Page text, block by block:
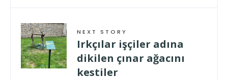
NEXT STORY
Irkçılar işçiler adına
dikilen çınar ağacını
kestiler